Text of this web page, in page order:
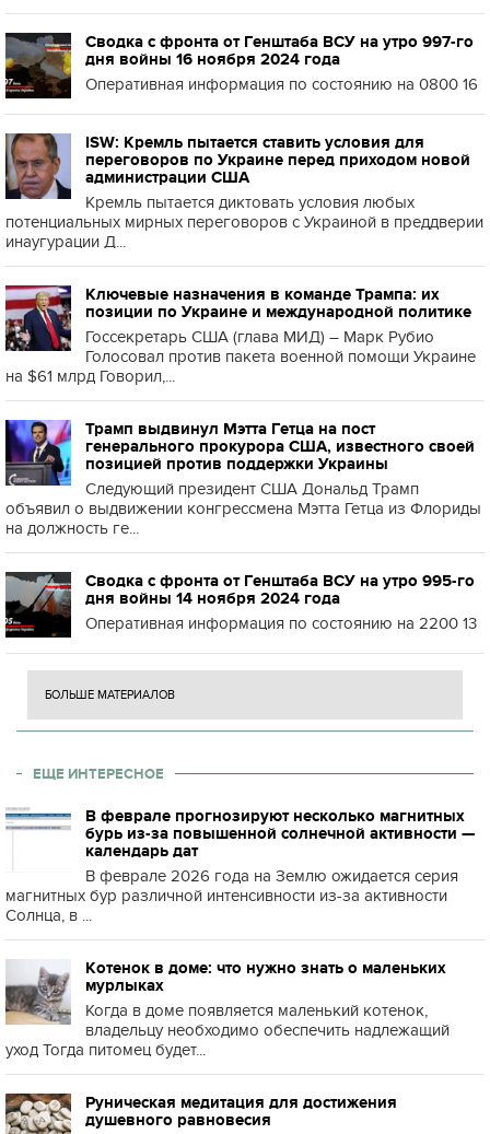
Сводка с фронта от Генштаба ВСУ на утро 997-го
дня войны 16 ноября 2024 года
Оперативная информация по состоянию на 0800 16
ISW: Кремль пытается ставить условия для
переговоров по Украине перед приходом новой
администрации США
Кремль пытается диктовать условия любых
потенциальных мирных переговоров с Украиной в преддверии
инаугурации Д...
Ключевые назначения в команде Трампа: их
позиции по Украине и международной политике
Госсекретарь США (глава МИД) – Марк Рубио
Голосовал против пакета военной помощи Украине
на $61 млрд Говорил,...
Трамп выдвинул Мэтта Гетца на пост
генерального прокурора США, известного своей
позицией против поддержки Украины
Следующий президент США Дональд Трамп
объявил о выдвижении конгрессмена Мэтта Гетца из Флориды
на должность ге...
Сводка с фронта от Генштаба ВСУ на утро 995-го
дня войны 14 ноября 2024 года
Оперативная информация по состоянию на 2200 13
БОЛЬШЕ МАТЕРИАЛОВ
ЕЩЕ ИНТЕРЕСНОЕ
В феврале прогнозируют несколько магнитных
бурь из-за повышенной солнечной активности —
календарь дат
В феврале 2026 года на Землю ожидается серия
магнитных бур различной интенсивности из-за активности
Солнца, в ...
Котенок в доме: что нужно знать о маленьких
мурлыках
Когда в доме появляется маленький котенок,
владельцу необходимо обеспечить надлежащий
уход Тогда питомец будет...
Руническая медитация для достижения
душевного равновесия